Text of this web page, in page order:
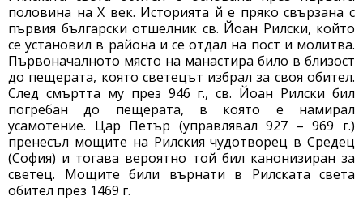
половина на Х век. Историята й е пряко свързана с
първия български отшелник св. Йоан Рилски, който
се установил в района и се отдал на пост и молитва.
Първоначалното място на манастира било в близост
до пещерата, която светецът избрал за своя обител.
След смъртта му през 946 г., св. Йоан Рилски бил
погребан до пещерата, в която е намирал
усамотение. Цар Петър (управлявал 927 – 969 г.)
пренесъл мощите на Рилския чудотворец в Средец
(София) и тогава вероятно той бил канонизиран за
светец. Мощите били върнати в Рилската света
обител през 1469 г.